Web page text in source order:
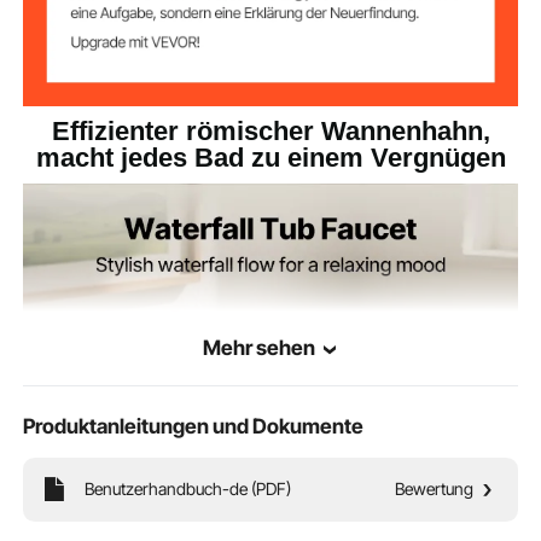
Effizienter römischer Wannenhahn,
macht jedes Bad zu einem Vergnügen
Mehr sehen
Produktanleitungen und Dokumente
Benutzerhandbuch-de (PDF) Bewertung